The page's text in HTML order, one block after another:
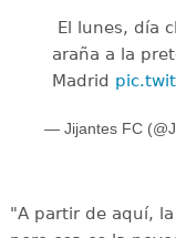
El lunes, día
araña a la
Madrid
— Jijantes FC
"A partir de aquí,